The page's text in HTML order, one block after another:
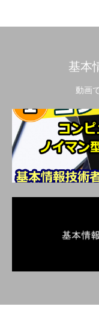
基本
動画